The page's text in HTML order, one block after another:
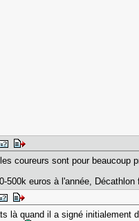
coureurs sont pour
500k euros à l'année,
là quand il a signé